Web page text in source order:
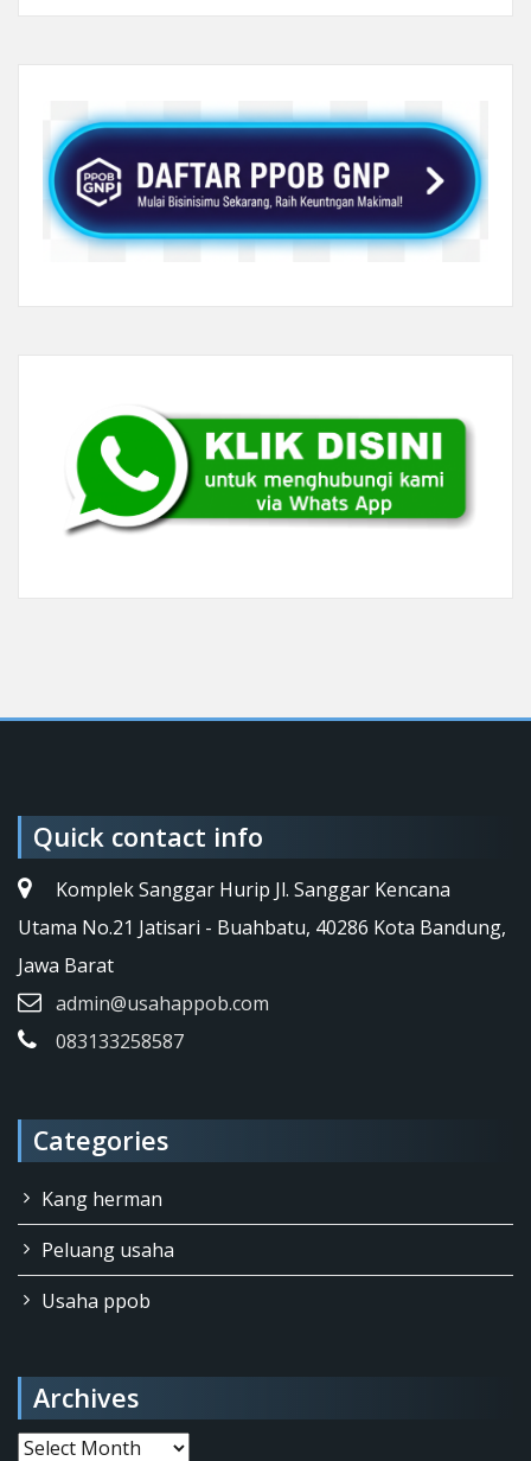
Quick contact info
Komplek Sanggar Hurip Jl. Sanggar Kencana
Utama No.21 Jatisari - Buahbatu, 40286 Kota Bandung,
Jawa Barat
admin@usahappob.com
083133258587
Categories
Kang herman
Peluang usaha
Usaha ppob
Archives
Archives